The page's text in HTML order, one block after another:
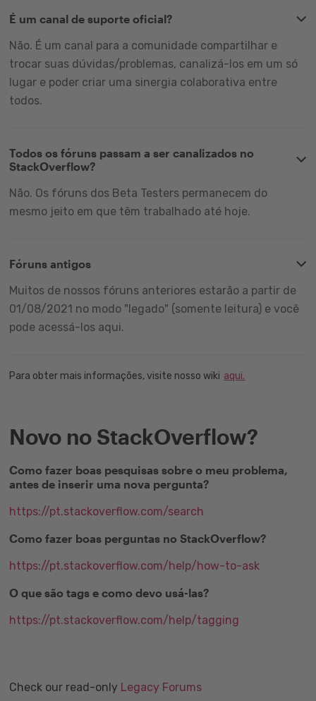
É um canal de suporte oficial?
Não. É um canal para a comunidade compartilhar e
trocar suas dúvidas/problemas, canalizá-los em um só
lugar e poder criar uma sinergia colaborativa entre
todos.
Todos os fóruns passam a ser canalizados no
StackOverflow?
Não. Os fóruns dos Beta Testers permanecem do
mesmo jeito em que têm trabalhado até hoje.
Fóruns antigos
Muitos de nossos fóruns anteriores estarão a partir de
01/08/2021 no modo "legado" (somente leitura) e você
pode acessá-los aqui.
Para obter mais informações, visite nosso wiki aqui.
Novo no StackOverflow?
Como fazer boas pesquisas sobre o meu problema,
antes de inserir uma nova pergunta?
https://pt.stackoverflow.com/search
Como fazer boas perguntas no StackOverflow?
https://pt.stackoverflow.com/help/how-to-ask
O que são tags e como devo usá-las?
https://pt.stackoverflow.com/help/tagging
Check our read-only Legacy Forums